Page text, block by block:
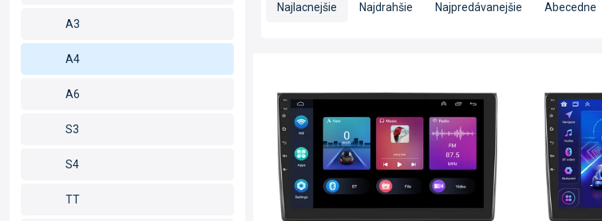
A3
A4
A6
S3
S4
TT
Najlacnejšie Najdrahšie Najpredávanejšie Abecedne